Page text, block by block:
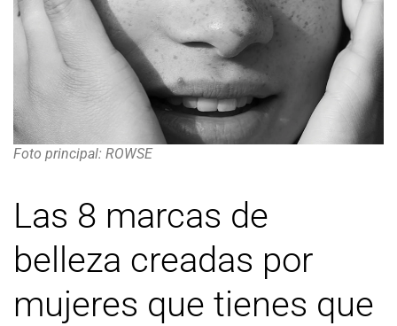
Foto principal: ROWSE
Las 8 marcas de
belleza creadas por
mujeres que tienes que